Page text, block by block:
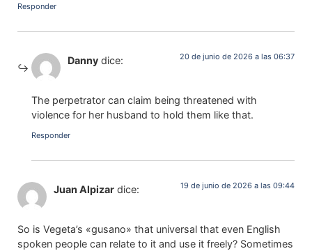
Responder
Danny dice: 20 de junio de 2026 a las 06:37
The perpetrator can claim being threatened with
violence for her husband to hold them like that.
Responder
Juan Alpizar dice: 19 de junio de 2026 a las 09:44
So is Vegeta’s «gusano» that universal that even English
spoken people can relate to it and use it freely? Sometimes